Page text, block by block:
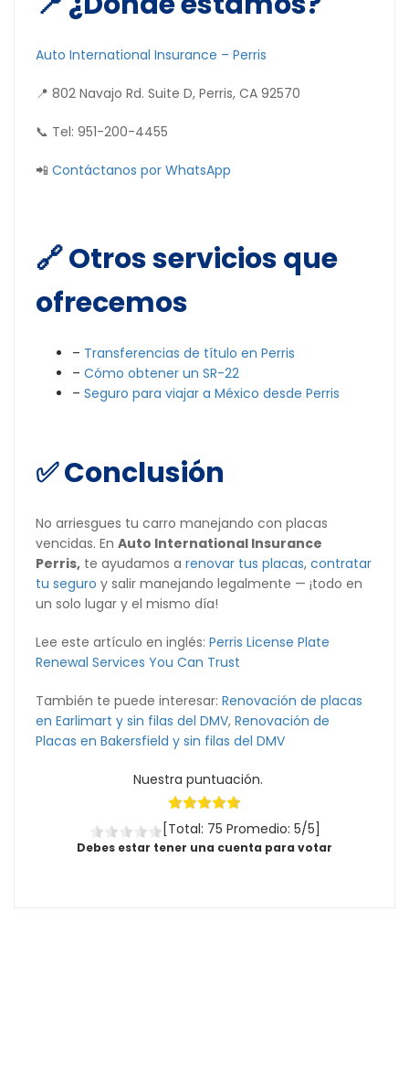
Auto International Insurance – Perris
📍 802 Navajo Rd. Suite D, Perris, CA 92570
📞 Tel: 951-200-4455
📲 Contáctanos por WhatsApp
🔗 Otros servicios que
ofrecemos
– Transferencias de título en Perris
– Cómo obtener un SR-22
– Seguro para viajar a México desde Perris
✅ Conclusión
No arriesgues tu carro manejando con placas
vencidas. En Auto International Insurance
Perris, te ayudamos a renovar tus placas, contratar
tu seguro y salir manejando legalmente — ¡todo en
un solo lugar y el mismo día!
Lee este artículo en inglés: Perris License Plate
Renewal Services You Can Trust
También te puede interesar: Renovación de placas
en Earlimart y sin filas del DMV, Renovación de
Placas en Bakersfield y sin filas del DMV
Nuestra puntuación.
[Total: 75 Promedio: 5/5]
Debes estar tener una cuenta para votar